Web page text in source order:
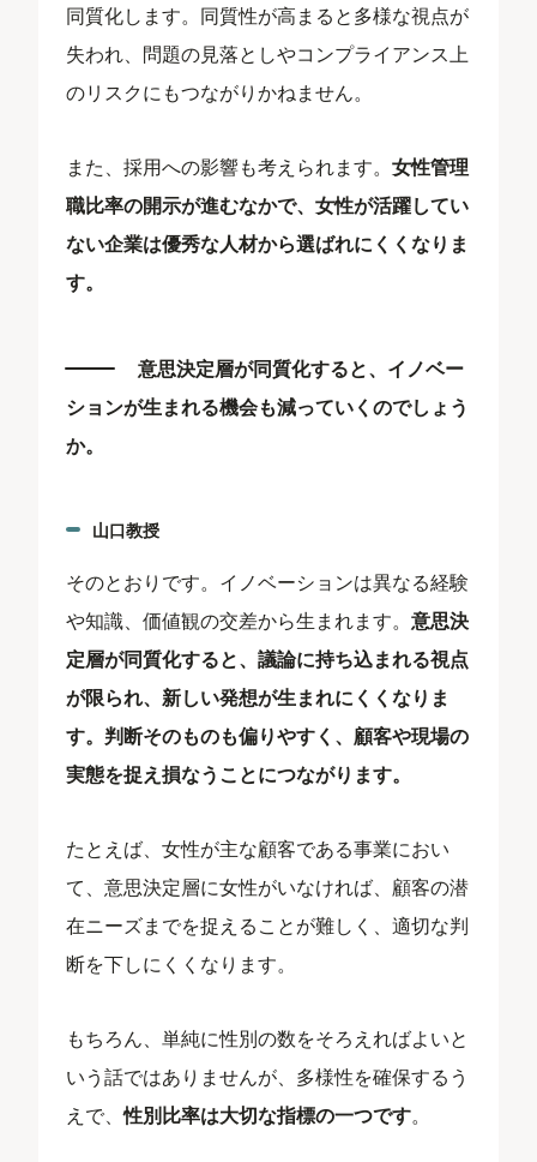
同質化します。同質性が高まると多様な視点が
失われ、問題の見落としやコンプライアンス上
のリスクにもつながりかねません。
また、採用への影響も考えられます。女性管理
職比率の開示が進むなかで、女性が活躍してい
ない企業は優秀な人材から選ばれにくくなりま
す。
意思決定層が同質化すると、イノベー
ションが生まれる機会も減っていくのでしょう
か。
山口教授
そのとおりです。イノベーションは異なる経験
や知識、価値観の交差から生まれます。意思決
定層が同質化すると、議論に持ち込まれる視点
が限られ、新しい発想が生まれにくくなりま
す。判断そのものも偏りやすく、顧客や現場の
実態を捉え損なうことにつながります。
たとえば、女性が主な顧客である事業におい
て、意思決定層に女性がいなければ、顧客の潜
在ニーズまでを捉えることが難しく、適切な判
断を下しにくくなります。
もちろん、単純に性別の数をそろえればよいと
いう話ではありませんが、多様性を確保するう
えで、性別比率は大切な指標の一つです。